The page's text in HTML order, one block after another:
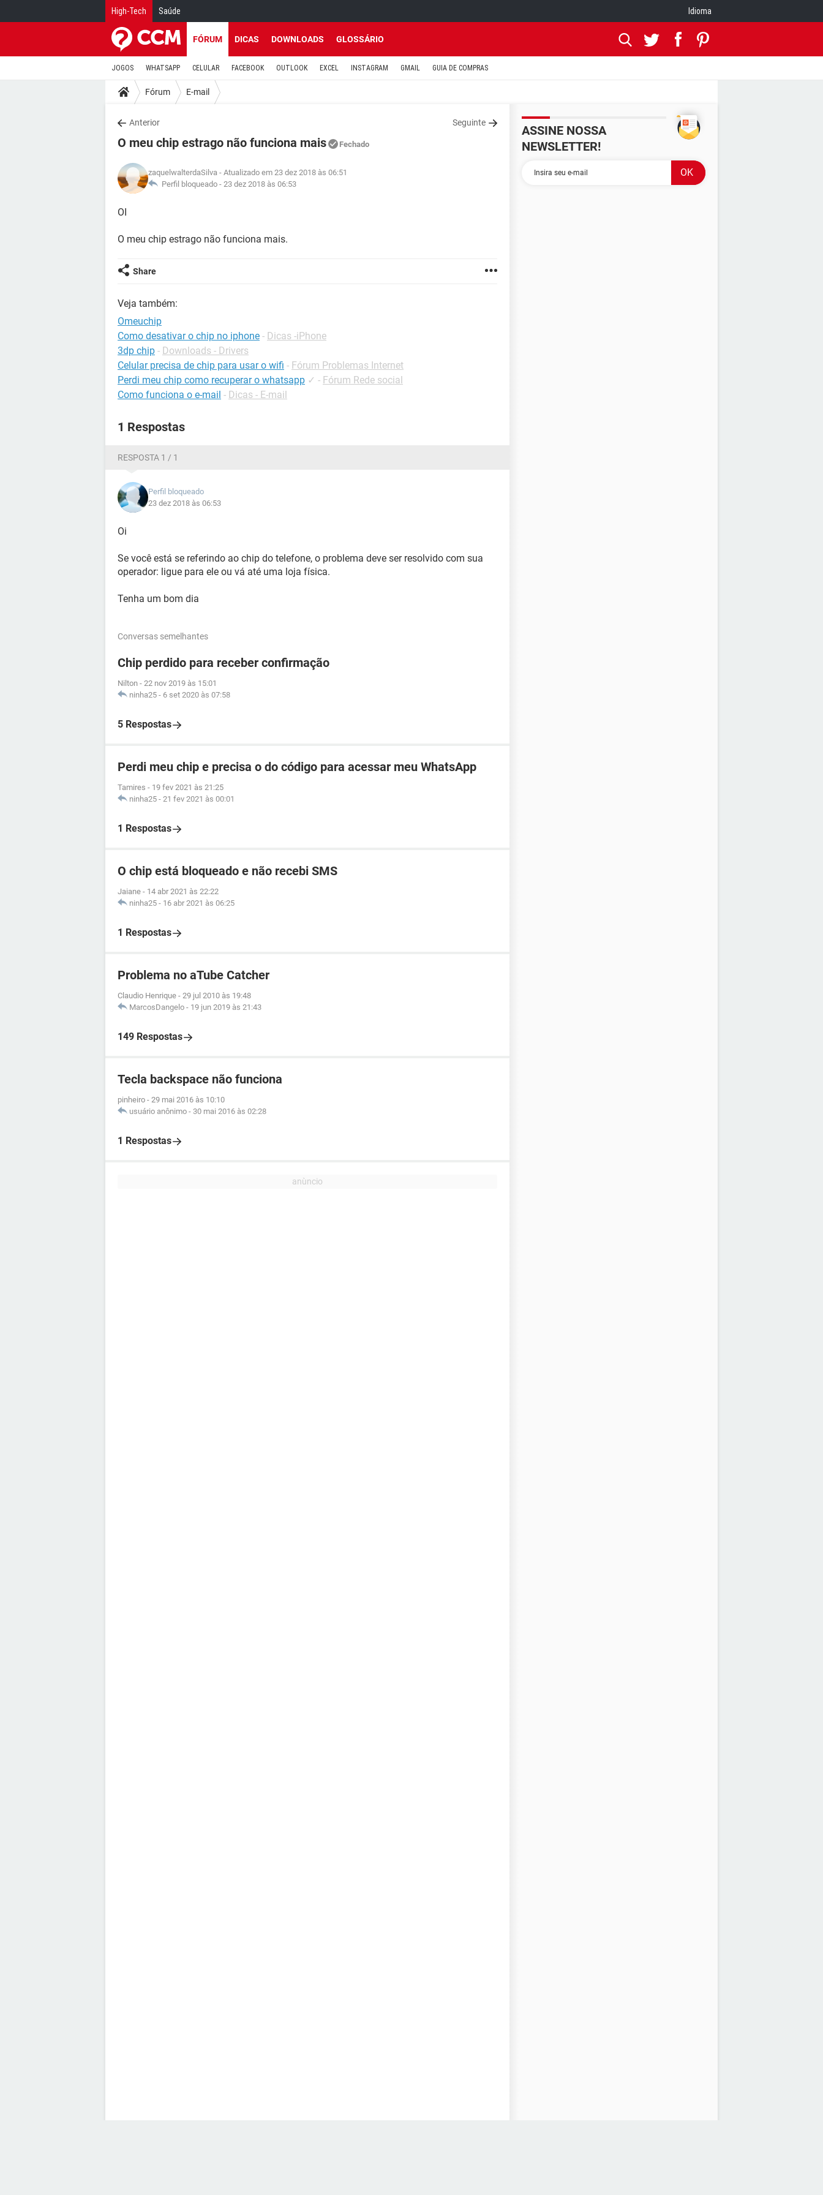
High-Tech Saúde Idioma
FÓRUM DICAS DOWNLOADS GLOSSÁRIO
JOGOS WHATSAPP CELULAR FACEBOOK OUTLOOK EXCEL INSTAGRAM GMAIL GUIA DE COMPRAS
Fórum E-mail
Anterior Seguinte
O meu chip estrago não funciona mais Fechado
zaquelwalterdaSilva - Atualizado em 23 dez 2018 às 06:51
Perfil bloqueado - 23 dez 2018 às 06:53
OI
O meu chip estrago não funciona mais.
Share
Veja também:
Omeuchip
Como desativar o chip no iphone - Dicas -iPhone
3dp chip - Downloads - Drivers
Celular precisa de chip para usar o wifi - Fórum Problemas Internet
Perdi meu chip como recuperar o whatsapp ✓ - Fórum Rede social
Como funciona o e-mail - Dicas - E-mail
1 Respostas
RESPOSTA 1 / 1
Perfil bloqueado
23 dez 2018 às 06:53
Oi
Se você está se referindo ao chip do telefone, o problema deve ser resolvido com sua
operador: ligue para ele ou vá até uma loja física.
Tenha um bom dia
Conversas semelhantes
Chip perdido para receber confirmação
Nilton - 22 nov 2019 às 15:01
ninha25 - 6 set 2020 às 07:58
5 Respostas
Perdi meu chip e precisa o do código para acessar meu WhatsApp
Tamires - 19 fev 2021 às 21:25
ninha25 - 21 fev 2021 às 00:01
1 Respostas
O chip está bloqueado e não recebi SMS
Jaiane - 14 abr 2021 às 22:22
ninha25 - 16 abr 2021 às 06:25
1 Respostas
Problema no aTube Catcher
Claudio Henrique - 29 jul 2010 às 19:48
MarcosDangelo - 19 jun 2019 às 21:43
149 Respostas
Tecla backspace não funciona
pinheiro - 29 mai 2016 às 10:10
usuário anônimo - 30 mai 2016 às 02:28
1 Respostas
ASSINE NOSSA
NEWSLETTER!